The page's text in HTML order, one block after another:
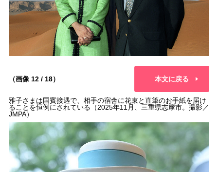
（画像 12 / 18） 本文に戻る
雅子さまは国賓接遇で、相手の宿舎に花束と直筆のお手紙を届け
ることを恒例にされている（2025年11月、三重県志摩市。撮影／
JMPA）